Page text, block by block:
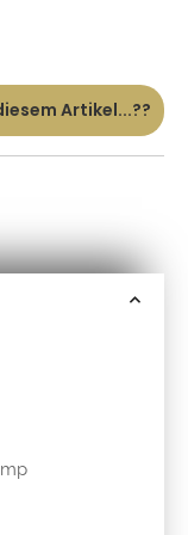
Artikel...??